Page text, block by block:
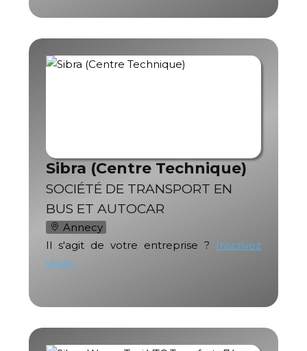
Sibra (Centre Technique)
SOCIÉTÉ DE TRANSPORT EN
BUS ET AUTOCAR
Annecy
Il s'agit de votre entreprise ?
Inscrivez
vous !